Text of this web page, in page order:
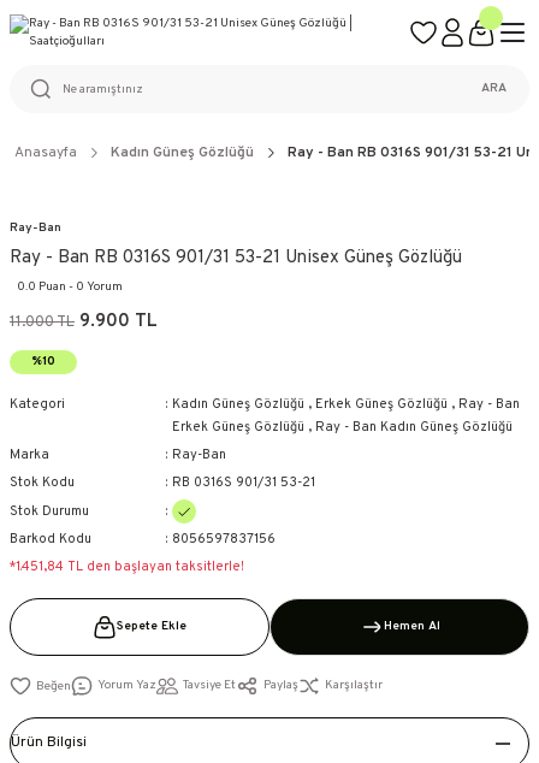
%100 ORİJİNAL ÜRÜN GARANTİSİ
ARA
Anasayfa Kadın Güneş Gözlüğü Ray - Ban RB 0316S 901/31 53-21
Ray-Ban
Ray - Ban RB 0316S 901/31 53-21 Unisex Güneş Gözlüğü
0.0 Puan - 0 Yorum
11.000 TL 9.900 TL
%10
Kategori Kadın Güneş Gözlüğü , Erkek Güneş Gözlüğü , Ray - Ban
Erkek Güneş Gözlüğü , Ray - Ban Kadın Güneş Gözlüğü
Marka
Ray-Ban
Stok Kodu
RB 0316S 901/31 53-21
Stok Durumu
Barkod Kodu
8056597837156
*1.451,84 TL den başlayan taksitlerle!
Sepete Ekle Hemen Al
Yorum Yaz Tavsiye Et Paylaş Karşılaştır
Ürün Bilgisi